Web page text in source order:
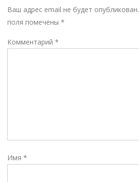
Ваш адрес email не будет опубликован.
поля помечены *
Комментарий *
Имя *